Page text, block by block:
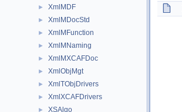
► XmlMDF
► XmlMDocStd
► XmlMFunction
► XmlMNaming
► XmlMXCAFDoc
► XmlObjMgt
► XmlTObjDrivers
► XmlXCAFDrivers
► XSAlgo